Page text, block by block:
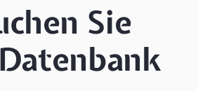
Sie